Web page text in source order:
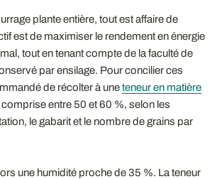
plante entière, tout est affaire de
est de maximiser le rendement en énergie
tout en tenant compte de la faculté de
par ensilage. Pour concilier ces
de récolter à uneteneur en matière
comprise entre 50 et 60 %, selon les
le gabarit et le nombre de grains par
une humidité proche de 35 %. La teneur